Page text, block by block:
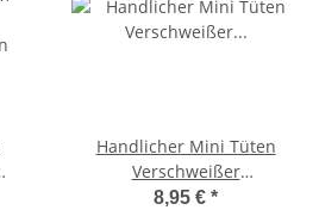
Handlicher Mini Tüten
Verschweißer
batteriebetrieben
8,95 € *